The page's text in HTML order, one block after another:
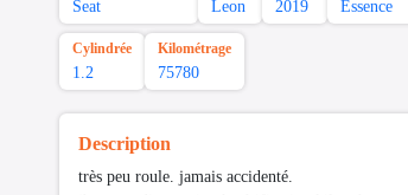
Seat Leon 2019 Essence
Cylindrée
1.2
Kilométrage
75780
Description
très peu roule. jamais accidenté.